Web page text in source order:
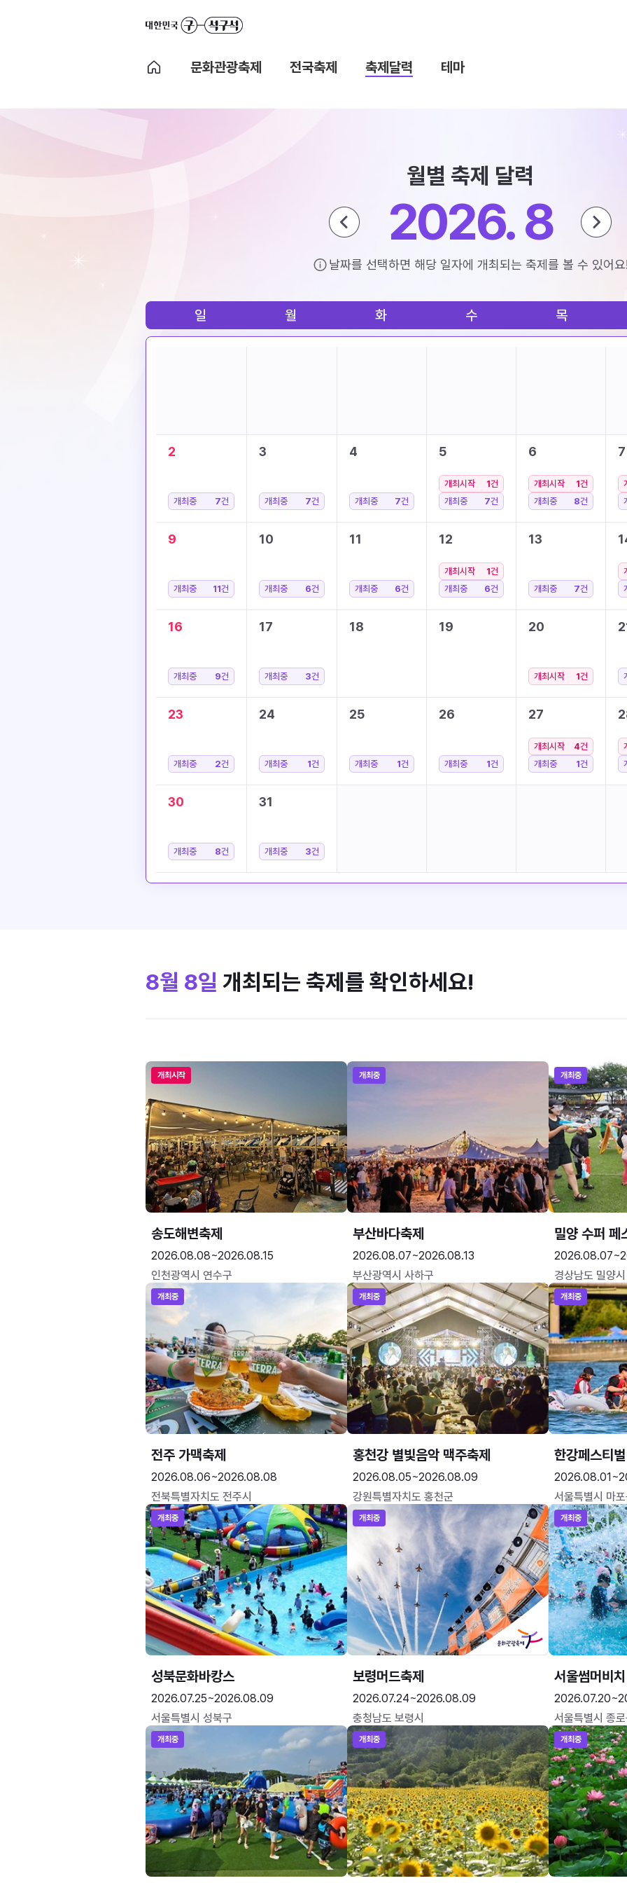
문화관광축제 전국축제 축제달력 테마
월별 축제 달력
2026. 8
날짜를 선택하면 해당 일자에 개최되는 축제를 볼 수 있어
일 월 화 수 목
2
개최중 7건
3
개최중 7건
4
개최중 7건
5
개최시작 1건
개최중
7건
6
개최시작 1건
개최중
8건
7
9
개최중 11건
10
개최중 6건
11
개최중 6건
12
개최시작 1건
개최중
6건
13
개최중 7건
16
개최중 9건
17
개최중 3건
18 19 20
개최시작 1건
23
개최중 2건
24
개최중 1건
25
개최중 1건
26
개최중 1건
27
개최시작 4건
개최중
1건
30
개최중 8건
31
개최중 3건
8월 8일 개최되는 축제를 확인하세요!
개최시작
송도해변축제
2026.08.08~2026.08.15
인천광역시 연수구
개최중
부산바다축제
2026.08.07~2026.08.13
부산광역시 사하구
개최중
밀양 수퍼 페
경상남도 밀양시
개최중
전주 가맥축제
2026.08.06~2026.08.08
전북특별자치도 전주시
개최중
홍천강 별빛음악 맥주축제
2026.08.05~2026.08.09
강원특별자치도 홍천군
개최중
한강페스티벌
서울특별시 마
개최중
성북문화바캉스
2026.07.25~2026.08.09
서울특별시 성북구
개최중
보령머드축제
2026.07.24~2026.08.09
충청남도 보령시
개최중
서울썸머비치
서울특별시 종
개최중 개최중 개최중